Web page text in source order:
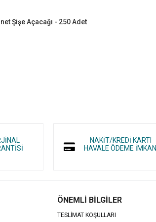
Şişe Açacağı - 250 Adet
NAKİT/KREDİ KARTI
HAVALE ÖDEME İMKANI
ÖNEMLİ BİLGİLER
TESLİMAT KOŞULLARI